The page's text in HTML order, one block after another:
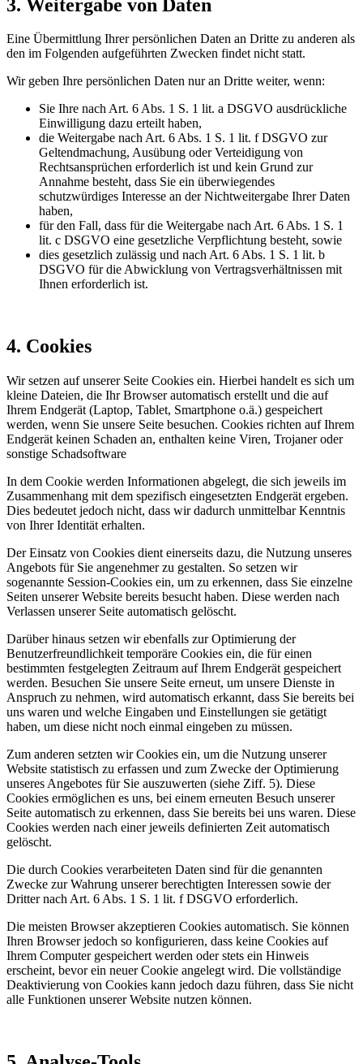
3. Weitergabe von Daten
Eine Übermittlung Ihrer persönlichen Daten an Dritte zu anderen als
den im Folgenden aufgeführten Zwecken findet nicht statt.
Wir geben Ihre persönlichen Daten nur an Dritte weiter, wenn:
Sie Ihre nach Art. 6 Abs. 1 S. 1 lit. a DSGVO ausdrückliche
Einwilligung dazu erteilt haben,
die Weitergabe nach Art. 6 Abs. 1 S. 1 lit. f DSGVO zur
Geltendmachung, Ausübung oder Verteidigung von
Rechtsansprüchen erforderlich ist und kein Grund zur
Annahme besteht, dass Sie ein überwiegendes
schutzwürdiges Interesse an der Nichtweitergabe Ihrer Daten
haben,
für den Fall, dass für die Weitergabe nach Art. 6 Abs. 1 S. 1
lit. c DSGVO eine gesetzliche Verpflichtung besteht, sowie
dies gesetzlich zulässig und nach Art. 6 Abs. 1 S. 1 lit. b
DSGVO für die Abwicklung von Vertragsverhältnissen mit
Ihnen erforderlich ist.
4. Cookies
Wir setzen auf unserer Seite Cookies ein. Hierbei handelt es sich um
kleine Dateien, die Ihr Browser automatisch erstellt und die auf
Ihrem Endgerät (Laptop, Tablet, Smartphone o.ä.) gespeichert
werden, wenn Sie unsere Seite besuchen. Cookies richten auf Ihrem
Endgerät keinen Schaden an, enthalten keine Viren, Trojaner oder
sonstige Schadsoftware
In dem Cookie werden Informationen abgelegt, die sich jeweils im
Zusammenhang mit dem spezifisch eingesetzten Endgerät ergeben.
Dies bedeutet jedoch nicht, dass wir dadurch unmittelbar Kenntnis
von Ihrer Identität erhalten.
Der Einsatz von Cookies dient einerseits dazu, die Nutzung unseres
Angebots für Sie angenehmer zu gestalten. So setzen wir
sogenannte Session-Cookies ein, um zu erkennen, dass Sie einzelne
Seiten unserer Website bereits besucht haben. Diese werden nach
Verlassen unserer Seite automatisch gelöscht.
Darüber hinaus setzen wir ebenfalls zur Optimierung der
Benutzerfreundlichkeit temporäre Cookies ein, die für einen
bestimmten festgelegten Zeitraum auf Ihrem Endgerät gespeichert
werden. Besuchen Sie unsere Seite erneut, um unsere Dienste in
Anspruch zu nehmen, wird automatisch erkannt, dass Sie bereits bei
uns waren und welche Eingaben und Einstellungen sie getätigt
haben, um diese nicht noch einmal eingeben zu müssen.
Zum anderen setzten wir Cookies ein, um die Nutzung unserer
Website statistisch zu erfassen und zum Zwecke der Optimierung
unseres Angebotes für Sie auszuwerten (siehe Ziff. 5). Diese
Cookies ermöglichen es uns, bei einem erneuten Besuch unserer
Seite automatisch zu erkennen, dass Sie bereits bei uns waren. Diese
Cookies werden nach einer jeweils definierten Zeit automatisch
gelöscht.
Die durch Cookies verarbeiteten Daten sind für die genannten
Zwecke zur Wahrung unserer berechtigten Interessen sowie der
Dritter nach Art. 6 Abs. 1 S. 1 lit. f DSGVO erforderlich.
Die meisten Browser akzeptieren Cookies automatisch. Sie können
Ihren Browser jedoch so konfigurieren, dass keine Cookies auf
Ihrem Computer gespeichert werden oder stets ein Hinweis
erscheint, bevor ein neuer Cookie angelegt wird. Die vollständige
Deaktivierung von Cookies kann jedoch dazu führen, dass Sie nicht
alle Funktionen unserer Website nutzen können.